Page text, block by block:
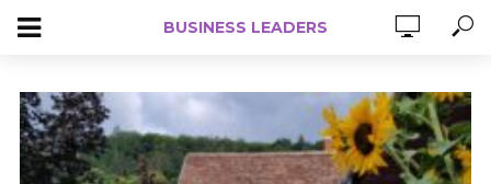
BUSINESS LEADERS